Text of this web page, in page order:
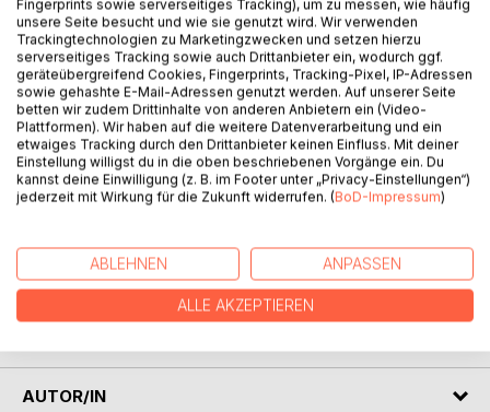
Auf die Merkliste
Titel bewerten
BESCHREIBUNG
In ihrem ersten Leben war die kleine Wolke Fuji ein Kind,
das die Welt in schwarz und weiß sah. Aber was, wenn
wahres Vertrauen, wahre Hoffnung und wahre Liebe
AUTOR/IN
Fingerprints sowie serverseitiges Tracking), um zu messen, wie häufig
unsere Seite besucht und wie sie genutzt wird. Wir verwenden
Trackingtechnologien zu Marketingzwecken und setzen hierzu
serverseitiges Tracking sowie auch Drittanbieter ein, wodurch ggf.
geräteübergreifend Cookies, Fingerprints, Tracking-Pixel, IP-Adressen
sowie gehashte E-Mail-Adressen genutzt werden. Auf unserer Seite
betten wir zudem Drittinhalte von anderen Anbietern ein (Video-
Plattformen). Wir haben auf die weitere Datenverarbeitung und ein
etwaiges Tracking durch den Drittanbieter keinen Einfluss. Mit deiner
Einstellung willigst du in die oben beschriebenen Vorgänge ein. Du
kannst deine Einwilligung (z. B. im Footer unter „Privacy-Einstellungen“)
jederzeit mit Wirkung für die Zukunft widerrufen. (BoD-Impressum)
ABLEHNEN ANPASSEN
ALLE AKZEPTIEREN